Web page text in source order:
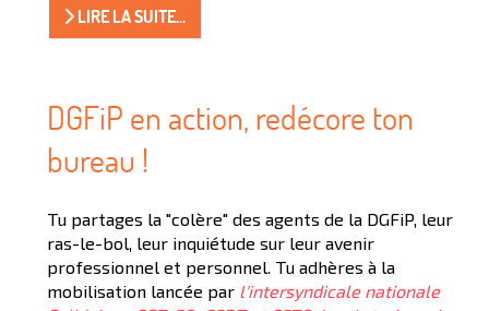
LIRE LA SUITE...
DGFiP en action, redécore ton
bureau !
Tu partages la "colère" des agents de la DGFiP, leur
ras-le-bol, leur inquiétude sur leur avenir
professionnel et personnel. Tu adhères à la
mobilisation lancée par l'intersyndicale nationale